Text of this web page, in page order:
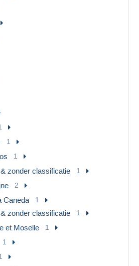
1
1
zonder classificatie 1
2
Caneda 1
zonder classificatie 1
et Moselle 1
1